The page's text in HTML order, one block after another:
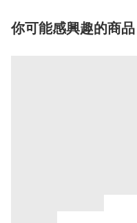
你可能感興趣的商品